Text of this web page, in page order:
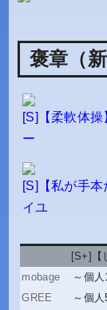
褒章（
[S]【柔軟体操
ー
[S]【私が手
イユ
[S+]【
～個人
～個人